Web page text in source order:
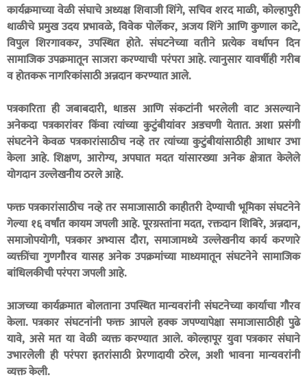
कार्यक्रमाच्या वेळी संघाचे अध्यक्ष शिवाजी शिंगे, सचिव शरद माळी, कोल्हापुरी
थाळीचे प्रमुख उदय प्रभावळे, विवेक पोर्लेकर, अजय शिंगे आणि कुणाल काटे,
विपुल शिरगावकर, उपस्थित होते. संघटनेच्या वतीने प्रत्येक वर्धापन दिन
सामाजिक उपक्रमातून साजरा करण्याची परंपरा आहे. त्यानुसार यावर्षीही गरीब
व होतकरू नागरिकांसाठी अन्नदान करण्यात आले.
पत्रकारिता ही जबाबदारी, धाडस आणि संकटांनी भरलेली वाट असल्याने
अनेकदा पत्रकारांवर किंवा त्यांच्या कुटुंबीयांवर अडचणी येतात. अशा प्रसंगी
संघटनेने केवळ पत्रकारांसाठीच नव्हे तर त्यांच्या कुटुंबीयांसाठीही आधार उभा
केला आहे. शिक्षण, आरोग्य, अपघात मदत यांसारख्या अनेक क्षेत्रात केलेले
योगदान उल्लेखनीय ठरले आहे.
फक्त पत्रकारांसाठीच नव्हे तर समाजासाठी काहीतरी देण्याची भूमिका संघटनेने
गेल्या १६ वर्षांत कायम जपली आहे. पूरग्रस्तांना मदत, रक्तदान शिबिरे, अन्नदान,
समाजोपयोगी, पत्रकार अभ्यास दौरा, समाजामध्ये उल्लेखनीय कार्य करणारे
व्यक्तींचा गुणगौरव यासह अनेक उपक्रमांच्या माध्यमातून संघटनेने सामाजिक
बांधिलकीची परंपरा जपली आहे.
आजच्या कार्यक्रमात बोलताना उपस्थित मान्यवरांनी संघटनेच्या कार्याचा गौरव
केला. पत्रकार संघटनांनी फक्त आपले हक्क जपण्यापेक्षा समाजासाठीही पुढे
यावे, असे मत या वेळी व्यक्त करण्यात आले. कोल्हापूर युवा पत्रकार संघाने
उभारलेली ही परंपरा इतरांसाठी प्रेरणादायी ठरेल, अशी भावना मान्यवरांनी
व्यक्त केली.